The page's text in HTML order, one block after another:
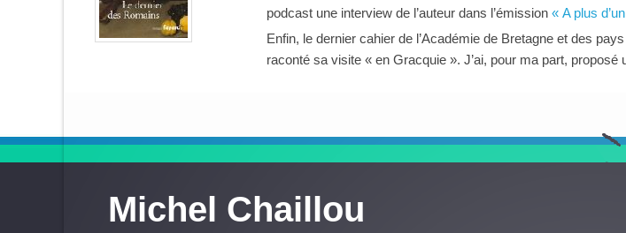
podcast une interview de l’auteur dans l’émission« A plus
Enfin, le dernier cahier de l’Académie de Bretagne et des
raconté sa visite « en Gracquie ». J’ai, pour ma part,
Michel Chaillou